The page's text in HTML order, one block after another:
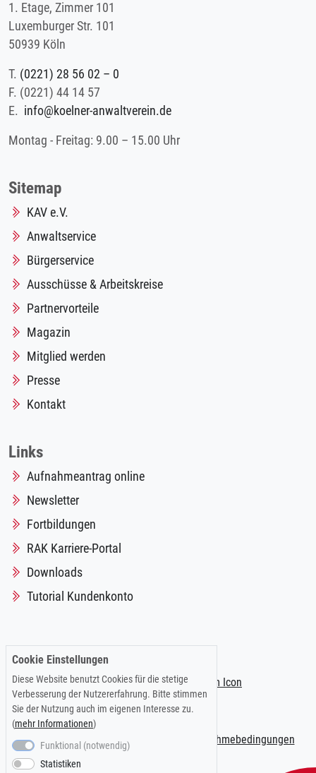
1. Etage, Zimmer 101
Luxemburger Str. 101
50939 Köln
T. (0221) 28 56 02 – 0
F. (0221) 44 14 57
E. info@koelner-anwaltverein.de
Montag - Freitag: 9.00 – 15.00 Uhr
Sitemap
KAV e.V.
Anwaltservice
Bürgerservice
Ausschüsse & Arbeitskreise
Partnervorteile
Magazin
Mitglied werden
Presse
Kontakt
Links
Aufnahmeantrag online
Newsletter
Fortbildungen
RAK Karriere-Portal
Downloads
Tutorial Kundenkonto
Impressum |Datenschutzerklärung Teilnahmebedingungen
Cookie Einstellungen
Diese Website benutzt Cookies für die stetige
Verbesserung der Nutzererfahrung. Bitte stimmen
Sie der Nutzung auch im eigenen Interesse zu.
(mehr Informationen)
Funktional (notwendig)
Statistiken